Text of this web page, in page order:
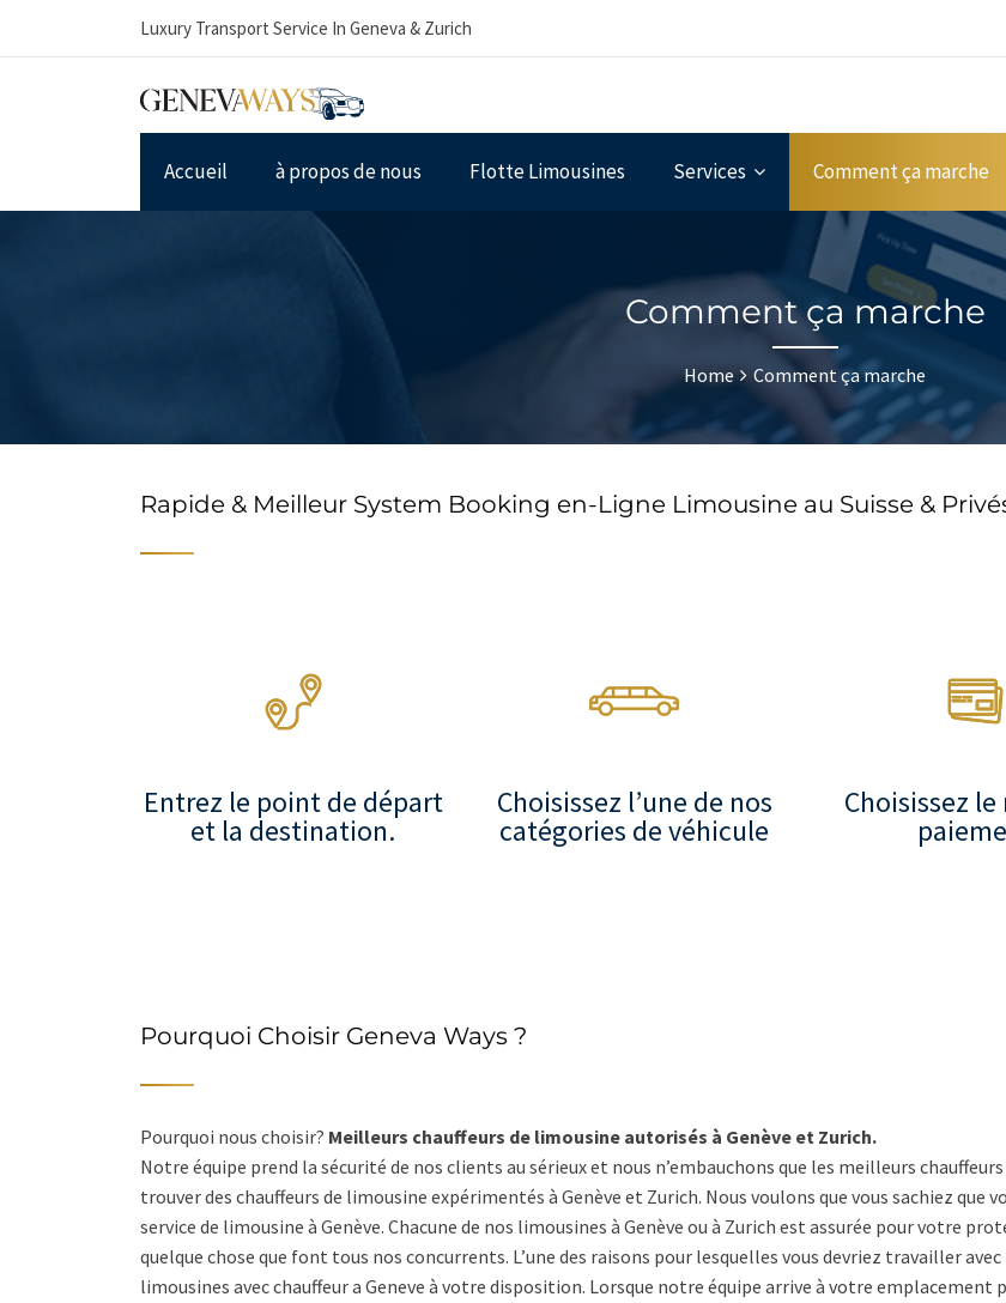
Luxury Transport Service In Geneva & Zurich
Accueil à propos de nous Flotte Limousines Services Comment ça marche
Comment ça marche
Home Comment ça marche
Rapide & Meilleur System Booking en-Ligne Limousine au Suisse &
Entrez le point de départ
et la destination.
Choisissez l’une de nos
catégories de véhicule
Choisissez
Pourquoi Choisir Geneva Ways ?
Pourquoi nous choisir? Meilleurs chauffeurs de limousine autorisés à Genève et Zurich.
Notre équipe prend la sécurité de nos clients au sérieux et nous n’embauchons que les meilleurs
trouver des chauffeurs de limousine expérimentés à Genève et Zurich. Nous voulons que vous sachiez que
service de limousine à Genève. Chacune de nos limousines à Genève ou à Zurich est assurée pour votre
quelque chose que font tous nos concurrents. L’une des raisons pour lesquelles vous devriez travailler
limousines avec chauffeur a Geneve à votre disposition. Lorsque notre équipe arrive à votre